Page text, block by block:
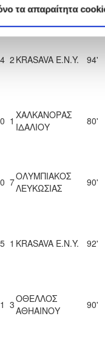
τα απαραίτητα
4 2 KRASAVA Ε.Ν.Y. 94'
0 1 ΧΑΛΚΑΝΟΡΑΣ
ΙΔΑΛΙΟΥ
80'
0 7ΟΛΥΜΠΙΑΚΟΣ
ΛΕΥΚΩΣΙΑΣ
90'
5 1 KRASAVA Ε.Ν.Y. 92'
1 3ΟΘΕΛΛΟΣ
ΑΘΗΑΙΝΟΥ
90'